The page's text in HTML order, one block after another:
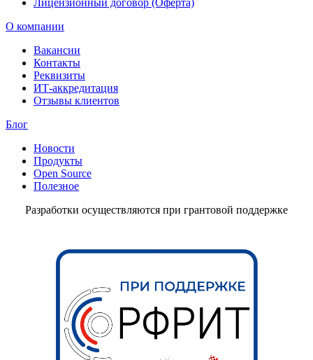
О компании
Вакансии
Контакты
Реквизиты
ИТ-аккредитация
Отзывы клиентов
Блог
Новости
Продукты
Open Source
Полезное
Разработки осуществляются при грантовой поддержке